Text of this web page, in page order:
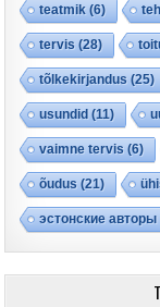
teatmik (6)
tervis (28)
tõlkekirjandus (25)
usundid (11)
vaimne tervis (6)
õudus (21)
эстонские